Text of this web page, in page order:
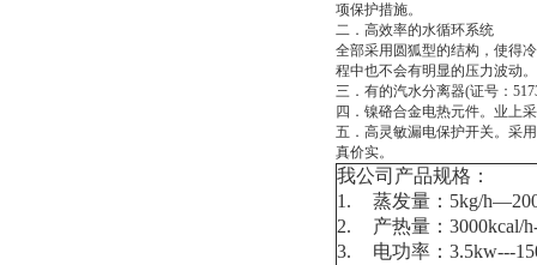
项保护措施。
二．高效率的水循环系统
全部采用圆狐型的结构，使得
程中也不会有明显的压力波动。
三．有的汽水分离器(证号：
四．镍硌合金电热元件。业上
五．高灵敏漏电保护开关。采
真价实。
我公司产品规格：
1.
蒸发量：5kg/
2.
产热量：3000kcal/
3.
电功率：3.5kw---